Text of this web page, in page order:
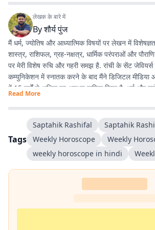
लेखक के बारे में
Byशौर्य पुंज
मैं धर्म, ज्योतिष और आध्यात्मिक विषयों पर लेखन में
शास्त्र, राशिफल, ग्रह-नक्षत्र, धार्मिक परंपराओं और
पर मेरी विशेष रुचि और गहरी समझ है. रांची के सेंट
कम्युनिकेशन में स्नातक करने के बाद मैंने डिजिटल मीडिया
में 15 वर्षों से अधिक का अनुभव हासिल किया है. धर्म और
एंटरटेनमेंट, लाइफस्टाइल और शिक्षा जैसे विषयों पर भी
मेरी कोशिश रहती है कि जटिल विषयों को आसान, रोचक
तक पहुंचाया जाए.
Read More
Tags
Saptahik Rashifal
Saptahik
Weekly Horoscope
Weekly
weekly horoscope in hindi